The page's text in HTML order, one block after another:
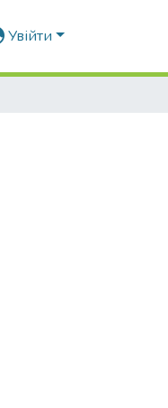
Увійти